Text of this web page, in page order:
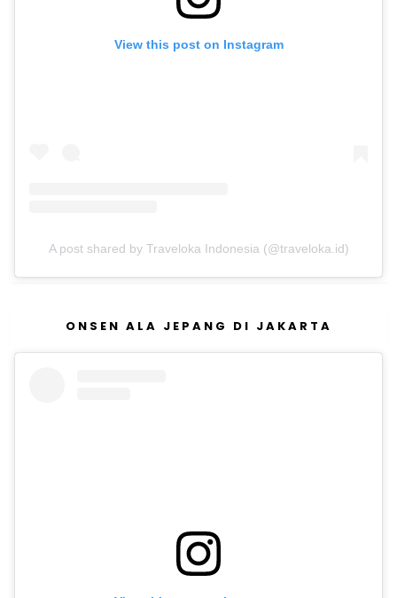
View this post on Instagram
A post shared by Traveloka Indonesia (@traveloka.id)
ONSEN ALA JEPANG DI JAKARTA